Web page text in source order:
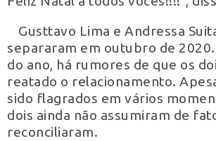
Gusttavo Lima e Andressa
separaram em outubro de
do ano, há rumores de que os
reatado o relacionamento.
sido flagrados em vários
dois ainda não assumiram de
reconciliaram.